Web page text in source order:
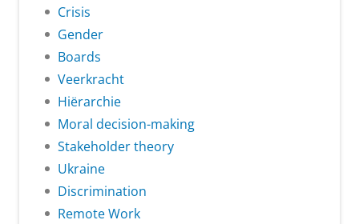
Crisis
Gender
Boards
Veerkracht
Hiërarchie
Moral decision-making
Stakeholder theory
Ukraine
Discrimination
Remote Work